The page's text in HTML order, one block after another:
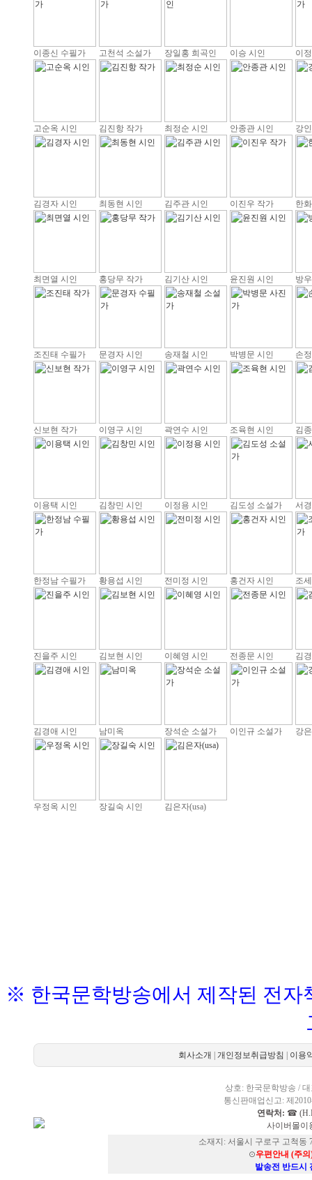
이종신 수필가 고천석 소설가 장일홍 희곡인 이승 시인 이
고순옥 시인 김진항 작가 최정순 시인 안종관 시인 강
김경자 시인 최동현 시인 김주관 시인 이진우 작가 한
최면열 시인 홍당무 작가 김기산 시인 윤진원 시인 방
조진태 수필가 문경자 시인 송재철 시인 박병문 시인 손
신보현 작가 이영구 시인 곽연수 시인 조육현 시인 김
이용택 시인 김창민 시인 이정용 시인 김도성 소설가 서
한정남 수필가 황용섭 시인 전미정 시인 홍건자 시인 조
진을주 시인 김보현 시인 이혜영 시인 전종문 시인 김
김경애 시인 남미옥 장석순 소설가 이인규 소설가 강
우정옥 시인 장길숙 시인 김은자(usa)
※ 한국문학방송에서 제작된 전자
회사소개 개인정보취급방침 이용
상호: 한국문학방송 /
통신판매업신고: 제
연락처: ☎
사이버몰이
소재지: 서울시 구로구 고척동
⊙우편안내 (주
발송전 반드시